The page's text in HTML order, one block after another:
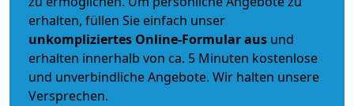
erhalten, füllen Sie einfach unser
unkompliziertes Online-Formular aus und
erhalten innerhalb von ca. 5 Minuten kostenlose
und unverbindliche Angebote. Wir halten unsere
Versprechen.